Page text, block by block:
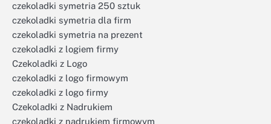
czekoladki symetria 250 sztuk
czekoladki symetria dla firm
czekoladki symetria na prezent
czekoladki z logiem firmy
Czekoladki z Logo
czekoladki z logo firmowym
czekoladki z logo firmy
Czekoladki z Nadrukiem
czekoladki z nadrukiem firmowym